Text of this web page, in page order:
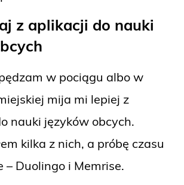
z aplikacji do nauki
w pociągu albo w
mija mi lepiej z
nauki języków obcych.
kilka z nich, a próbę czasu
– Duolingo i Memrise.